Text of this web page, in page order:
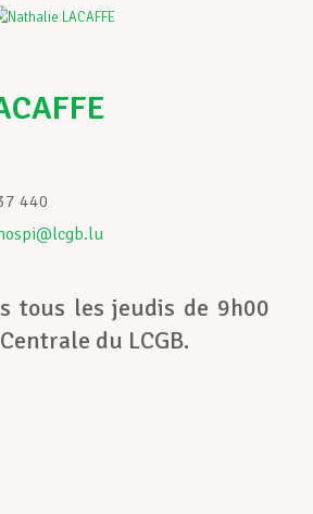
440
tous les jeudis de 9h00
du LCGB.